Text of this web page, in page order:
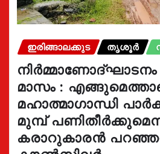
ഇരിങ്ങാലക്കുട തൃശൂർ
മാസം :
മഹാത്മാഗാന്ധി
മുമ്പ്
കരാറുകാരൻ